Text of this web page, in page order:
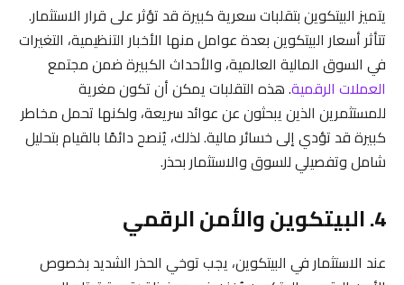
يتميز البيتكوين بتقلبات سعرية كبيرة قد تؤثر على قرار الاستثمار.
تتأثر أسعار البيتكوين بعدة عوامل منها الأخبار التنظيمية، التغيرات
في السوق المالية العالمية، والأحداث الكبيرة ضمن مجتمع
العملات الرقمية. هذه التقلبات يمكن أن تكون مغرية
للمستثمرين الذين يبحثون عن عوائد سريعة، ولكنها تحمل مخاطر
كبيرة قد تؤدي إلى خسائر مالية. لذلك، يُنصح دائمًا بالقيام بتحليل
شامل وتفصيلي للسوق والاستثمار بحذر.
4. البيتكوين والأمن الرقمي
عند الاستثمار في البيتكوين، يجب توخي الحذر الشديد بخصوص